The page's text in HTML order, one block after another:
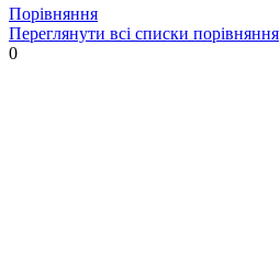
Порівняння
Переглянути всі списки порівняння
0